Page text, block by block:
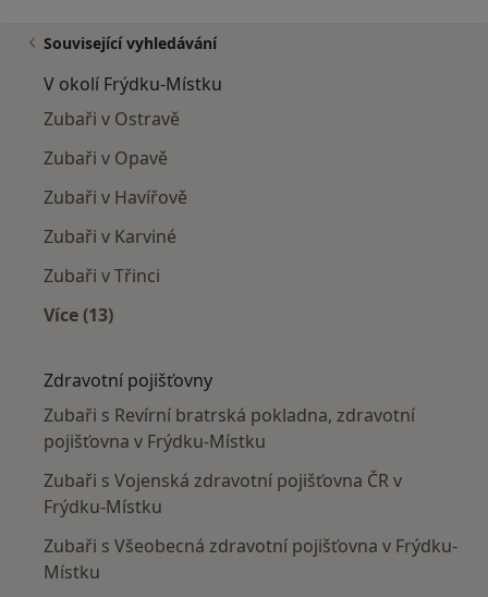
Související vyhledávání
V okolí Frýdku-Místku
Zubaři v Ostravě
Zubaři v Opavě
Zubaři v Havířově
Zubaři v Karviné
Zubaři v Třinci
Více (13)
Zdravotní pojišťovny
Zubaři s Revírní bratrská pokladna, zdravotní
pojišťovna v Frýdku-Místku
Zubaři s Vojenská zdravotní pojišťovna ČR v
Frýdku-Místku
Zubaři s Všeobecná zdravotní pojišťovna v Frýdku-
Místku